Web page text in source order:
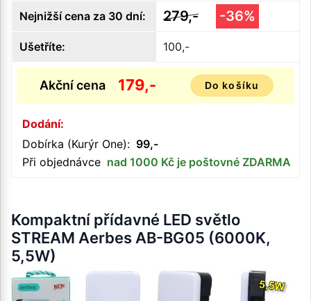
Nejnižší cena za 30 dní:
279,- -36%
Ušetříte: 100,-
Akční cena 179,- Do košíku
Dodání:
Dobírka (Kurýr One): 99,-
Při objednávce nad 1000 Kč je poštovné ZDARMA
Kompaktní přídavné LED světlo
STREAM Aerbes AB-BG05 (6000K,
5,5W)